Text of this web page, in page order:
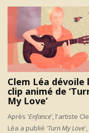
Clem Léa dévoile
clip animé de
My Love’
Après 'Enfance', l'artiste
Léa a publié 'Turn My Love'